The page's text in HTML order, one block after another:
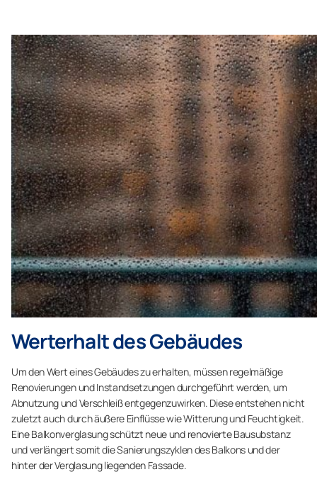
Werterhalt des Gebäudes
Um den Wert eines Gebäudes zu erhalten, müssen regelmäßige
Renovierungen und Instandsetzungen durchgeführt werden, um
Abnutzung und Verschleiß entgegenzuwirken. Diese entstehen nicht
zuletzt auch durch äußere Einflüsse wie Witterung und Feuchtigkeit.
Eine Balkonverglasung schützt neue und renovierte Bausubstanz
und verlängert somit die Sanierungszyklen des Balkons und der
hinter der Verglasung liegenden Fassade.